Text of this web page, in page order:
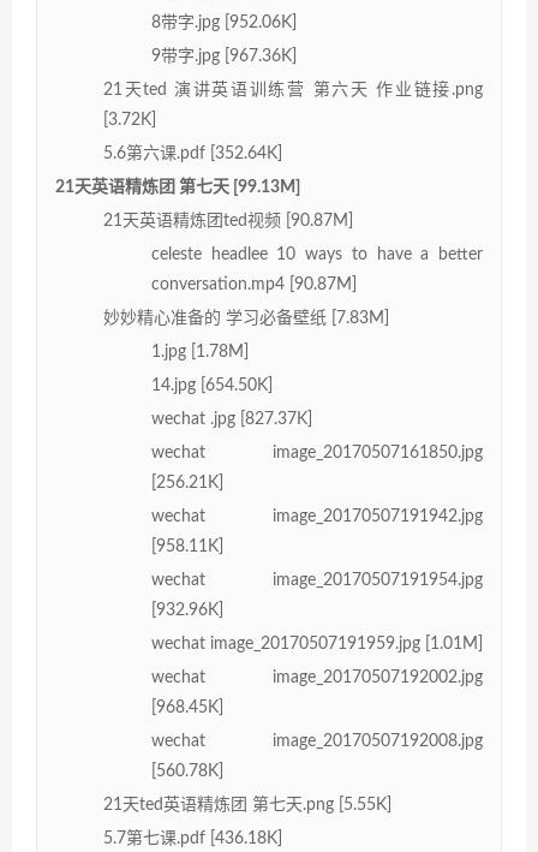
8带字.jpg [952.06K]
9带字.jpg [967.36K]
21天ted 演讲英语训练营 第六天 作业链接.png
[3.72K]
5.6第六课.pdf [352.64K]
21天英语精炼团 第七天 [99.13M]
21天英语精炼团ted视频 [90.87M]
celeste headlee 10 ways to have a better
conversation.mp4 [90.87M]
妙妙精心准备的 学习必备壁纸 [7.83M]
1.jpg [1.78M]
14.jpg [654.50K]
wechat .jpg [827.37K]
wechat image_20170507161850.jpg
[256.21K]
wechat image_20170507191942.jpg
[958.11K]
wechat image_20170507191954.jpg
[932.96K]
wechat image_20170507191959.jpg [1.01M]
wechat image_20170507192002.jpg
[968.45K]
wechat image_20170507192008.jpg
[560.78K]
21天ted英语精炼团 第七天.png [5.55K]
5.7第七课.pdf [436.18K]